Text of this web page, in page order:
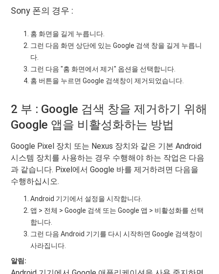
Sony 폰의 경우 :
홈 화면을 길게 누릅니다.
그런 다음 화면 상단에 있는 Google 검색 창을 길게 누릅니
다.
그런 다음 "홈 화면에서 제거" 옵션을 선택합니다.
홈 버튼을 누르면 Google 검색창이 제거되었습니다.
2 부 : Google 검색 창을 제거하기 위해
Google 앱을 비활성화하는 방법
Google Pixel 장치 또는 Nexus 장치와 같은 기본 Android
시스템 장치를 사용하는 경우 수행해야 하는 작업은 다음
과 같습니다. Pixel에서 Google 바를 제거하려면 다음을
수행하십시오.
Android 기기에서 설정을 시작합니다.
앱 > 전체 > Google 검색 또는 Google 앱 > 비활성화를 선택
합니다.
그런 다음 Android 기기를 다시 시작하면 Google 검색창이
사라집니다.
알림: